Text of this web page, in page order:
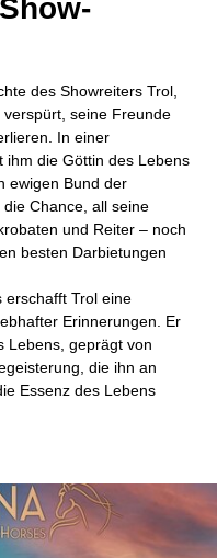
des Showreiters Trol,
seine Freunde
In einer
ihm die Göttin des Lebens
ewigen Bund der
Chance, all seine
und Reiter – noch
besten Darbietungen
erschafft Trol eine
Erinnerungen. Er
Lebens, geprägt von
die ihn an
Essenz des Lebens